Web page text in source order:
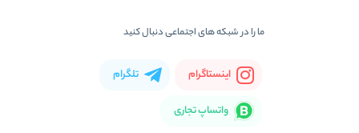
ما را در شبکه های اجتماعی دنبال کنید
اینستاگرام تلگرام
واتساپ تجاری